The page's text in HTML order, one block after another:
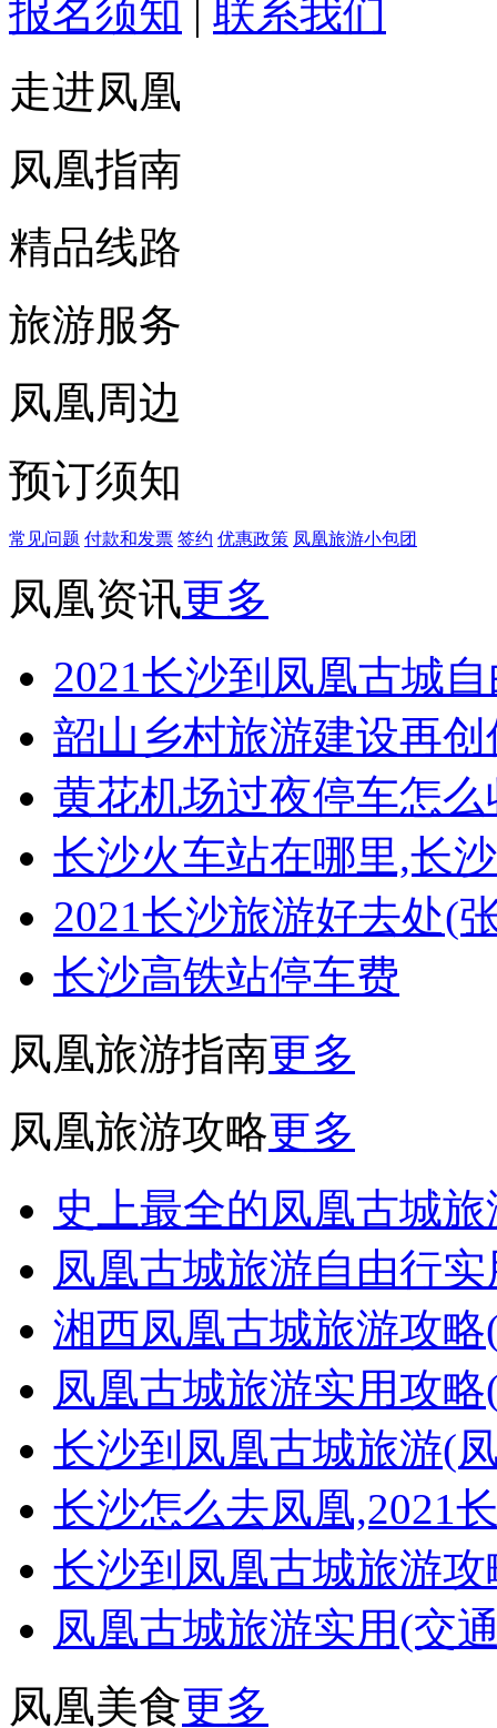
报名须知 | 联系我们
走进凤凰
凤凰指南
精品线路
旅游服务
凤凰周边
预订须知
常见问题 付款和发票 签约 优惠政策 凤凰旅游小包团
凤凰资讯更多
2021长沙到凤凰古城
韶山乡村旅游建设再创
黄花机场过夜停车怎么
长沙火车站在哪里,长
2021长沙旅游好去处(
长沙高铁站停车费
凤凰旅游指南更多
凤凰旅游攻略更多
史上最全的凤凰古城
凤凰古城旅游自由行
湘西凤凰古城旅游攻
凤凰古城旅游实用攻
长沙到凤凰古城旅游(
长沙怎么去凤凰,2021
长沙到凤凰古城旅游攻
凤凰古城旅游实用(交
凤凰美食更多